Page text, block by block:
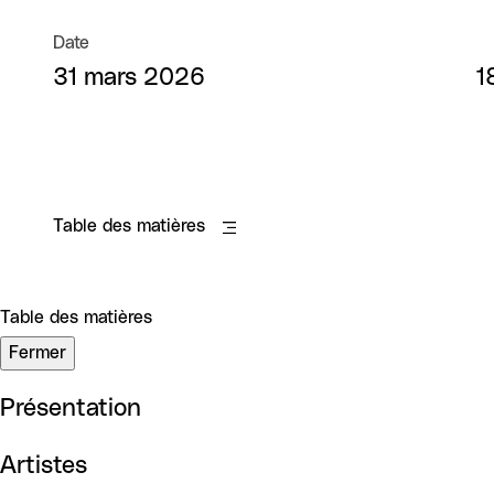
Date
31 mars 2026
Table des matières
Table des matières
Fermer
Présentation
Artistes